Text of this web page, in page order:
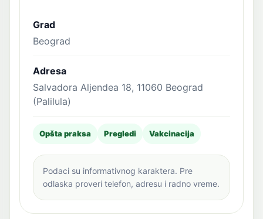
Grad
Beograd
Adresa
Salvadora Aljendea 18, 11060 Beograd
(Palilula)
Opšta praksa Pregledi Vakcinacija
Podaci su informativnog karaktera. Pre
odlaska proveri telefon, adresu i radno vreme.